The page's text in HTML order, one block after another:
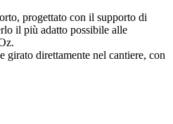
progettato con il supporto di
il più adatto possibile alle
girato direttamente nel cantiere, con